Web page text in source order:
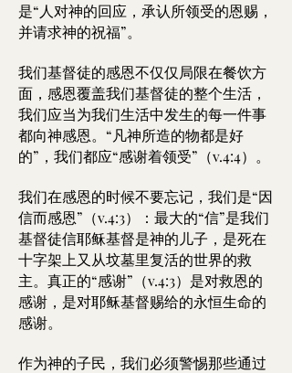
是“人对神的回应，承认所领受的恩赐，
并请求神的祝福”。
我们基督徒的感恩不仅仅局限在餐饮方
面，感恩覆盖我们基督徒的整个生活，
我们应当为我们生活中发生的每一件事
都向神感恩。“凡神所造的物都是好
的”，我们都应“感谢着领受”（v.4:4）。
我们在感恩的时候不要忘记，我们是“因
信而感恩”（v.4:3）：最大的“信”是我们
基督徒信耶稣基督是神的儿子，是死在
十字架上又从坟墓里复活的世界的救
主。真正的“感谢”（v.4:3）是对救恩的
感谢，是对耶稣基督赐给的永恒生命的
感谢。
作为神的子民，我们必须警惕那些通过